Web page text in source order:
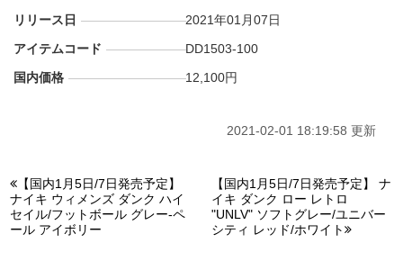
リリース日
2021年01月07日
アイテムコード
DD1503-100
国内価格
12,100円
2021-02-01 18:19:58 更新
【国内1月5日/7日発売予定】
ナイキ ウィメンズ ダンク ハイ
セイル/フットボール グレー-ペ
ール アイボリー
【国内1月5日/7日発売予定】 ナ
イキ ダンク ロー レトロ
"UNLV" ソフトグレー/ユニバー
シティ レッド/ホワイト